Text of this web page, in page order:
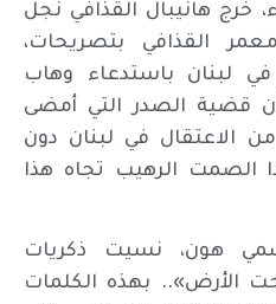
خرج هانيبال القذافي نجل
القذافي بتصريحات،
لبنان باستدعاء وهاب
قضية الصدر التي أمضى
10 سنوات من الاعتقال في لبنان دون
الصمت الرهيب تجاه هذا
هون، نسيت ذكريات
الأرض».. بهذه الكلمات